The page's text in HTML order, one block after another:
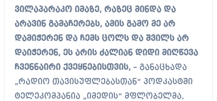
ვილაპარაკო იმაზე, რაზეც მინდა და
არავინ გამაჩერებს, ამის გამო მე არ
დამიჭერენ და ჩემს ცოლს და შვილს არ
დაიჭერენ, ეს არის ძალიან დიდი მიღწევა
ჩვენნაირი ქვეყნებისთვის,– განაცხადა
„რადიო თავისუფლებასთან“ პოდკასტში
ტელეკომპანია „იმედის“ მფლობელმა,